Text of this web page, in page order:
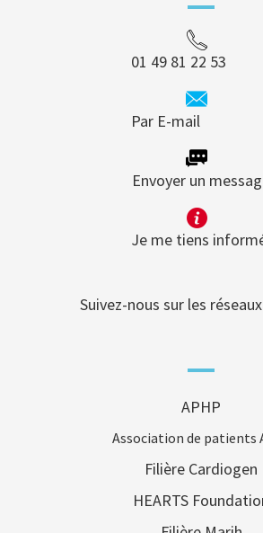
01 49 81 22 53
Par E-mail
Envoyer un
Je me tiens
Suivez-nous sur les
APHP
Association de patients
Filière Cardiogen
HEARTS